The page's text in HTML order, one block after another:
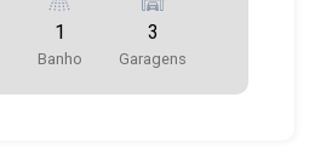
1
Banho
3
Garagens